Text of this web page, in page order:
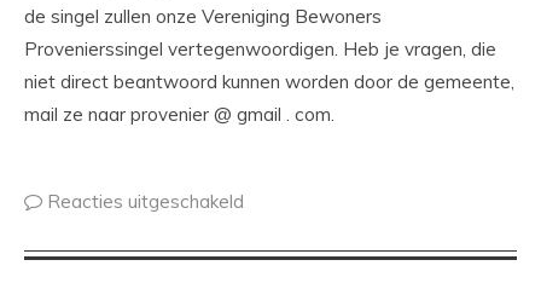
de singel zullen onze Vereniging Bewoners
Provenierssingel vertegenwoordigen. Heb je vragen, die
niet direct beantwoord kunnen worden door de gemeente,
mail ze naar provenier @ gmail . com.
Reacties uitgeschakeld